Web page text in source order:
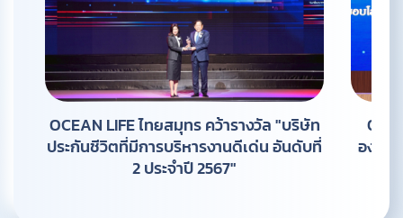
OCEAN LIFE ไทยสมุทร คว้ารางวัล "บริษัท
ประกันชีวิตที่มีการบริหารงานดีเด่น อันดับที่
2 ประจำปี 2567"
องค์ก